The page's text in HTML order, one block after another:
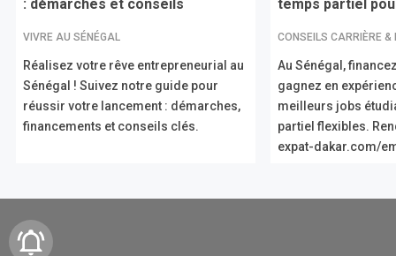
: démarches et conseils
VIVRE AU SÉNÉGAL
Réalisez votre rêve entrepreneurial au
Sénégal ! Suivez notre guide pour
réussir votre lancement : démarches,
financements et conseils clés.
temps partiel
CONSEILS CARRIÈRE &
Au Sénégal,
gagnez en
meilleurs jobs
partiel flexibles.
expat-dakar.com/